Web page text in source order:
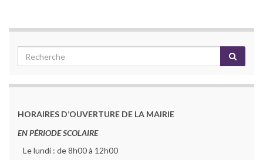
HORAIRES D’OUVERTURE DE LA MAIRIE
EN PÉRIODE SCOLAIRE
Le lundi : de 8h00 à 12h00